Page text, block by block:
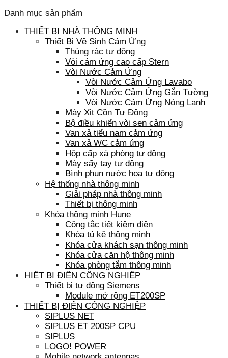
Danh mục sản phẩm
THIẾT BỊ NHÀ THÔNG MINH
Thiết Bị Vệ Sinh Cảm Ứng
Thùng rác tự động
Vòi cảm ứng cao cấp Stern
Vòi Nước Cảm Ứng
Vòi Nước Cảm Ứng Lavabo
Vòi Nước Cảm Ứng Gắn Tường
Vòi Nước Cảm Ứng Nóng Lạnh
Máy Xịt Cồn Tự Động
Bộ điều khiển vòi sen cảm ứng
Van xả tiểu nam cảm ứng
Van xả WC cảm ứng
Hộp cấp xà phòng tự động
Máy sấy tay tự động
Bình phun nước hoa tự động
Hệ thống nhà thông minh
Giải pháp nhà thông minh
Thiết bị thông minh
Khóa thông minh Hune
Công tắc tiết kiệm điện
Khóa tủ kệ thông minh
Khóa cửa khách sạn thông minh
Khóa cửa căn hộ thông minh
Khóa phòng tắm thông minh
HIẾT BỊ ĐIỆN CÔNG NGHIỆP
Thiết bị tự động Siemens
Module mở rộng ET200SP
THIẾT BỊ ĐIỆN CÔNG NGHIỆP
SIPLUS NET
SIPLUS ET 200SP CPU
SIPLUS
LOGO! POWER